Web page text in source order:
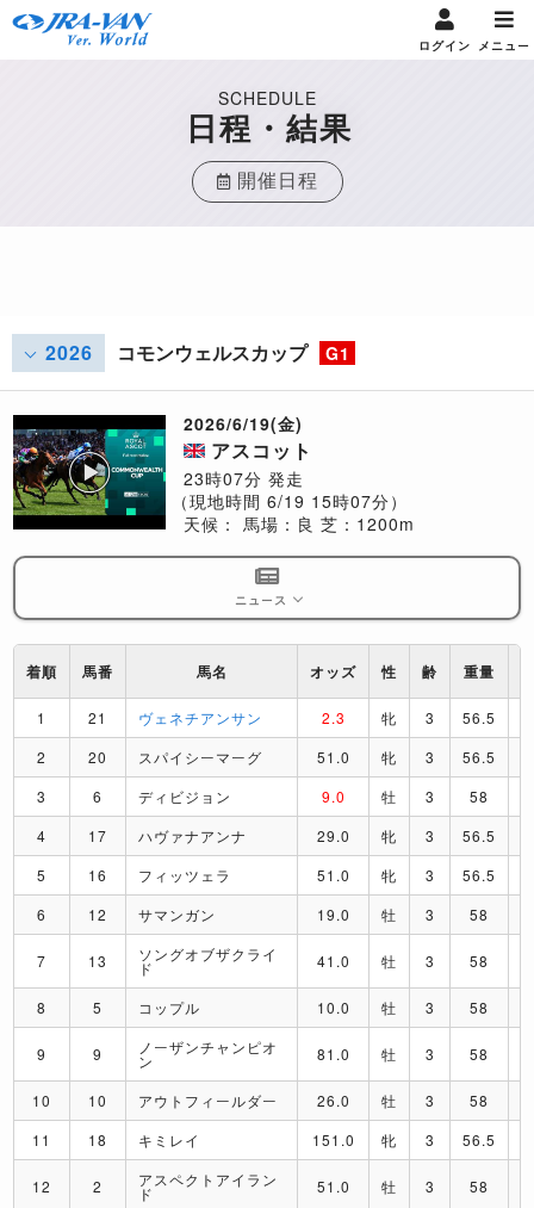
ログイン メニュー
SCHEDULE
日程・結果
開催日程
2026 コモンウェルスカップ G1
2026/6/19(金)
アスコット
23時07分 発走
（現地時間 6/19 15時07分）
天候： 馬場：良 芝：1200m
ニュース
着順 馬番 馬名 オッズ 性 齢 重量
1 21 ヴェネチアンサン 2.3 牝 3 56.5
2
20 スパイシーマーグ 51.0 牝 3 56.5
3
6 ディビジョン 9.0 牡 3 58
4
17 ハヴァナアンナ 29.0 牝 3 56.5
5
16 フィッツェラ 51.0 牝 3 56.5
6
12 サマンガン 19.0 牡 3 58
7 13 ソングオブザクライ
ド 41.0 牡 3 58
8 5 コップル 10.0 牡 3 58
9 9 ノーザンチャンピオ
ン 81.0 牡 3 58
10 10 アウトフィールダー 26.0 牡 3 58
11
18 キミレイ 151.0 牝 3 56.5
12 2 アスペクトアイラン
ド 51.0 牡 3 58